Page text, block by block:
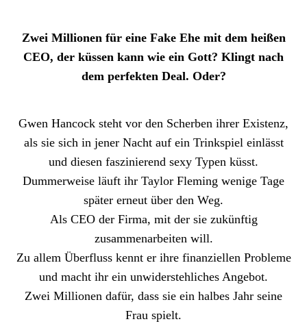
Zwei Millionen für eine Fake Ehe mit dem heißen
CEO, der küssen kann wie ein Gott? Klingt nach
dem perfekten Deal. Oder?
Gwen Hancock steht vor den Scherben ihrer Existenz,
als sie sich in jener Nacht auf ein Trinkspiel einlässt
und diesen faszinierend sexy Typen küsst.
Dummerweise läuft ihr Taylor Fleming wenige Tage
später erneut über den Weg.
Als CEO der Firma, mit der sie zukünftig
zusammenarbeiten will.
Zu allem Überfluss kennt er ihre finanziellen Probleme
und macht ihr ein unwiderstehliches Angebot.
Zwei Millionen dafür, dass sie ein halbes Jahr seine
Frau spielt.